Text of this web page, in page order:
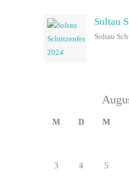
Soltau
Soltau
M D M
3 4 5